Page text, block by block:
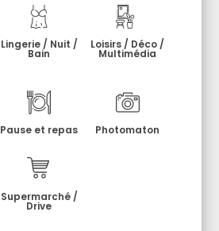
Lingerie / Nuit /
Bain
Loisirs / Déco /
Multimédia
Pause et repas Photomaton
Supermarché /
Drive